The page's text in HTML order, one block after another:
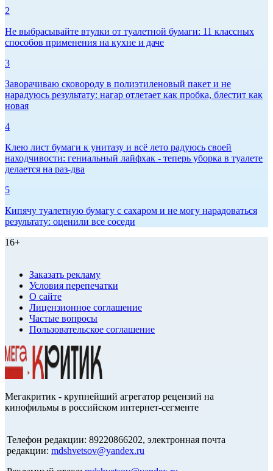
2
Не выбрасывайте втулки от туалетной бумаги: 11 классных
способов применения на кухне и даче
3
Заворачиваю сковороду в полиэтиленовый пакет и не
нарадуюсь результату: нагар отлетает как пробка, блестит как
новая
4
Клею лист бумаги к унитазу и всё лето радуюсь своей
находчивости: гениальный лайфхак - теперь уборка в туалете
делается на раз-два
5
Кипячу туалетную бумагу с сахаром и не могу нарадоваться
результату: оценили все соседи
16+
Заказать рекламу
Условия перепечатки
О сайте
Лицензионное соглашение
Частые вопросы
Пользовательское соглашение
Мегакритик - крупнейший агрегатор рецензий на
кинофильмы в российском интернет-сегменте
Телефон редакции: 89220866202, электронная почта
редакции: mdshvetsov@yandex.ru